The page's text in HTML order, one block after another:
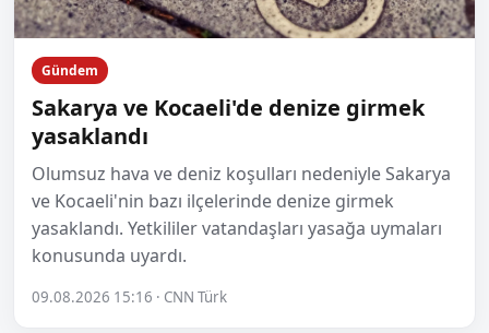
Gündem
Sakarya ve Kocaeli'de denize girmek
yasaklandı
Olumsuz hava ve deniz koşulları nedeniyle Sakarya
ve Kocaeli'nin bazı ilçelerinde denize girmek
yasaklandı. Yetkililer vatandaşları yasağa uymaları
konusunda uyardı.
09.08.2026 15:16 · CNN Türk